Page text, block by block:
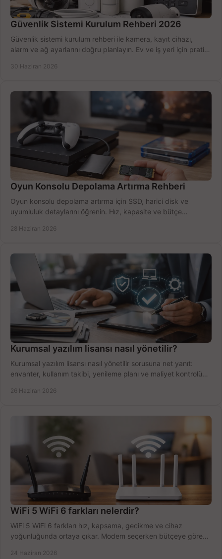
Güvenlik Sistemi Kurulum Rehberi 2026
Güvenlik sistemi kurulum rehberi ile kamera, kayıt cihazı,
alarm ve ağ ayarlarını doğru planlayın. Ev ve iş yeri için pratik
30 Haziran 2026
Oyun Konsolu Depolama Artırma Rehberi
Oyun konsolu depolama artırma için SSD, harici disk ve
uyumluluk detaylarını öğrenin. Hız, kapasite ve bütçe
28 Haziran 2026
Kurumsal yazılım lisansı nasıl yönetilir?
Kurumsal yazılım lisansı nasıl yönetilir sorusuna net yanıt:
envanter, kullanım takibi, yenileme planı ve maliyet kontrolü
26 Haziran 2026
WiFi 5 WiFi 6 farkları nelerdir?
WiFi 5 WiFi 6 farkları hız, kapsama, gecikme ve cihaz
yoğunluğunda ortaya çıkar. Modem seçerken bütçeye göre
24 Haziran 2026